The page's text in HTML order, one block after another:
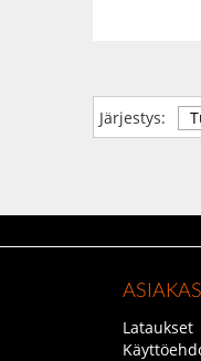
Järjestys:
Lataukset